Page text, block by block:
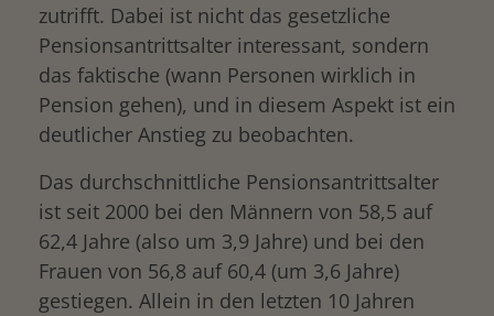
zutrifft. Dabei ist nicht das gesetzliche
Pensionsantrittsalter interessant, sondern
das faktische (wann Personen wirklich in
Pension gehen), und in diesem Aspekt ist ein
deutlicher Anstieg zu beobachten.
Das durchschnittliche Pensionsantrittsalter
ist seit 2000 bei den Männern von 58,5 auf
62,4 Jahre (also um 3,9 Jahre) und bei den
Frauen von 56,8 auf 60,4 (um 3,6 Jahre)
gestiegen. Allein in den letzten 10 Jahren